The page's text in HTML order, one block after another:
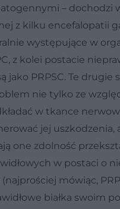
– dochodzi
z kilku encefalopatii
występujące w
z kolei postacie
jako PRPSC. Te drugie
nie tylko ze
w tkance
jej uszkodzenia,
one zdolność
w postaci o
mówiąc,
białka swoim